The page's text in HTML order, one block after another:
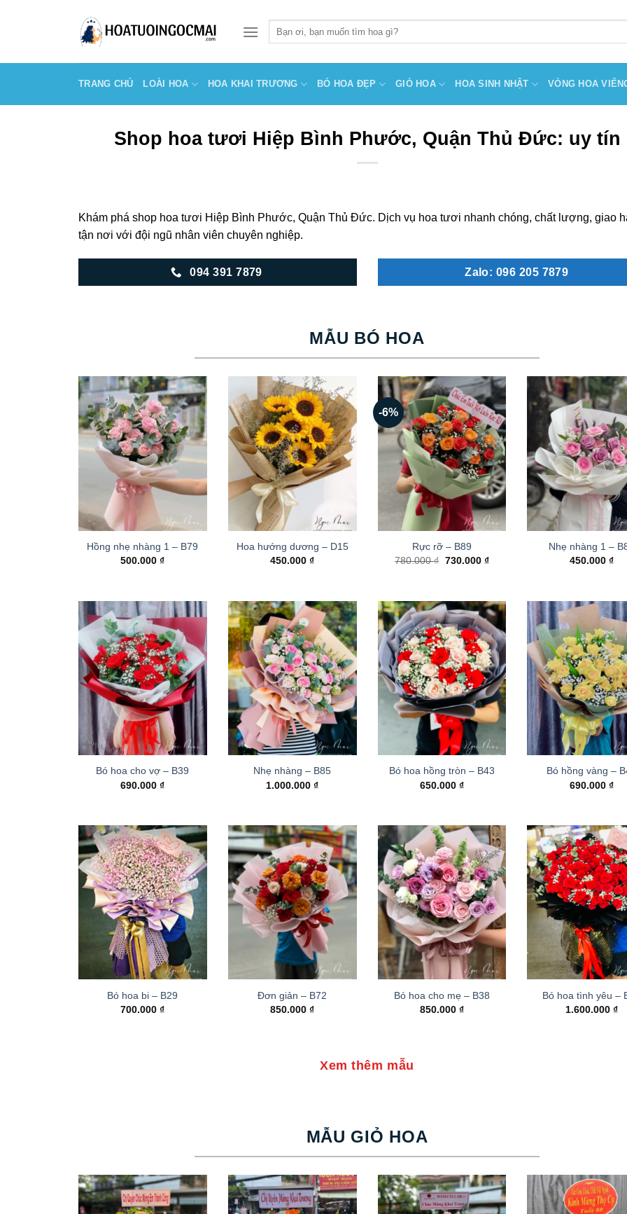
kiếm:
TRANG CHỦ LOÀI HOA HOA KHAI TRƯƠNG BÓ HOA ĐẸP GIỎ HOA HOA SINH NHẬT VÒNG HOA
Shop hoa tươi Hiệp Bình Phước, Quận Thủ Đức: uy tín
Khám phá shop hoa tươi Hiệp Bình Phước, Quận Thủ Đức. Dịch vụ hoa tươi nhanh chóng, chất lượng, giao
tận nơi với đội ngũ nhân viên chuyên nghiệp.
094 391 7879 Zalo: 096 205 7879
MẪU BÓ HOA
Hồng nhẹ nhàng 1 – B79
500.000₫
Hoa hướng dương – D15
450.000₫
-6%
Rực rỡ – B89
780.000₫ Giá
730.000 ₫Giá
730.000 ₫.
Nhẹ nhàng 1 –
450.000 ₫
Bó hoa cho vợ – B39
690.000₫
Nhẹ nhàng – B85
1.000.000₫
Bó hoa hồng tròn – B43
650.000 ₫
Bó hồng vàng –
690.000 ₫
Bó hoa bi – B29
700.000₫
Đơn giản – B72
850.000₫
Bó hoa cho mẹ – B38
850.000 ₫
Bó hoa tình yêu –
1.600.000 ₫
Xem thêm mẫu
MẪU GIỎ HOA